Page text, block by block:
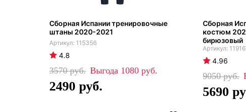
Сборная Испании тренировочные
штаны 2020-2021
115356
4.8
3570 1080
2490
Сборная
костюм
бирюзовый
4.96
9050
5690